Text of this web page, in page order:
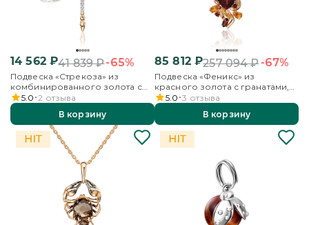
14 562₽41 839₽-65%
Подвеска «Стрекоза» из
комбинированного золота с
фианитами
5.0 2 отзыва
В корзину
85 812₽257 094₽-67%
Подвеска «Феникс» из
красного золота с гранатами,
цитринами и эмалью
5.0 3 отзыва
В корзину